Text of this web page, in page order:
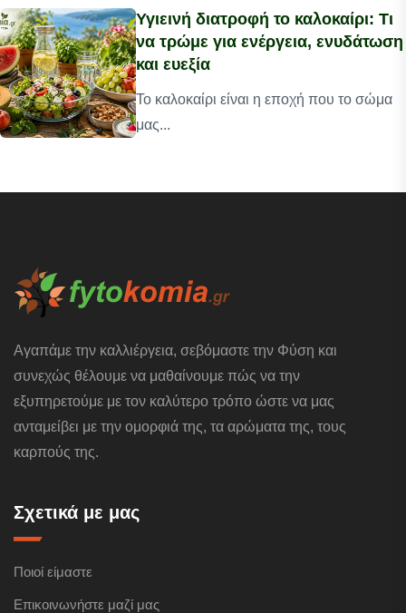
Υγιεινή διατροφή το καλοκαίρι: Τι
να τρώμε για ενέργεια, ενυδάτωση
και ευεξία
Το καλοκαίρι είναι η εποχή που το σώμα
μας...
Αγαπάμε την καλλιέργεια, σεβόμαστε την Φύση και
συνεχώς θέλουμε να μαθαίνουμε πώς να την
εξυπηρετούμε με τον καλύτερο τρόπο ώστε να μας
ανταμείβει με την ομορφιά της, τα αρώματα της, τους
καρπούς της.
Σχετικά με μας
Ποιοί είμαστε
Επικοινωνήστε μαζί μας